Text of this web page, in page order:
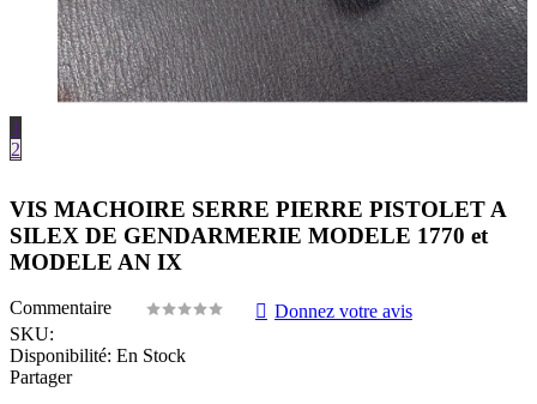
1
2
VIS MACHOIRE SERRE PIERRE PISTOLET A
SILEX DE GENDARMERIE MODELE 1770 et
MODELE AN IX
Commentaire
Donnez votre avis
SKU:
Disponibilité: En Stock
Partager